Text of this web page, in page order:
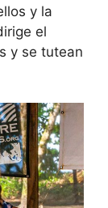
y la
el
y se tutean